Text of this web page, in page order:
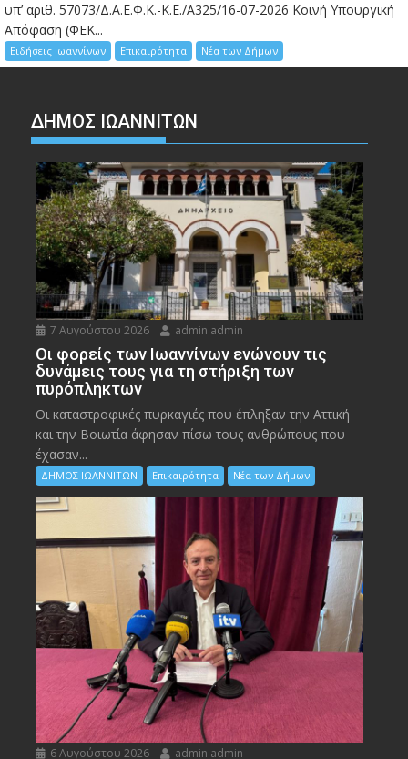
υπ’ αριθ. 57073/Δ.Α.Ε.Φ.Κ.-Κ.Ε./Α325/16-07-2026 Κοινή Υπουργική
Απόφαση (ΦΕΚ...
Ειδήσεις Ιωαννίνων Επικαιρότητα Νέα των Δήμων
ΔΗΜΟΣ ΙΩΑΝΝΙΤΩΝ
7 Αυγούστου 2026 admin admin
Οι φορείς των Ιωαννίνων ενώνουν τις
δυνάμεις τους για τη στήριξη των
πυρόπληκτων
Οι καταστροφικές πυρκαγιές που έπληξαν την Αττική
και την Bοιωτία άφησαν πίσω τους ανθρώπους που
έχασαν...
ΔΗΜΟΣ ΙΩΑΝΝΙΤΩΝ Επικαιρότητα Νέα των Δήμων
6 Αυγούστου 2026 admin admin